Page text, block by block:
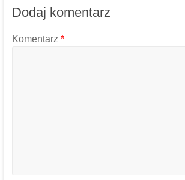
Dodaj komentarz
Komentarz *